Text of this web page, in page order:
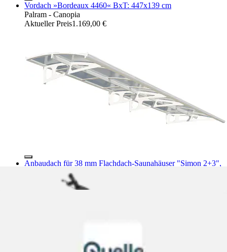
Vordach »Bordeaux 4460« BxT: 447x139 cm
Palram - Canopia
Aktueller Preis1.169,00 €
Anbaudach für 38 mm Flachdach-Saunahäuser "Simon 2+3",
Aktueller Preis1.223,49 €